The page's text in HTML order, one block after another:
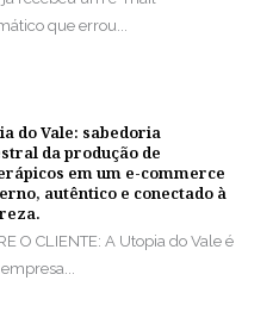
que errou...
do Vale: sabedoria
da produção de
em um e-commerce
autêntico e conectado à
O CLIENTE: A Utopia do Vale é